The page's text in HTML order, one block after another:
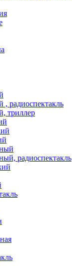
, радиоспектакль
триллер
радиоспектакль